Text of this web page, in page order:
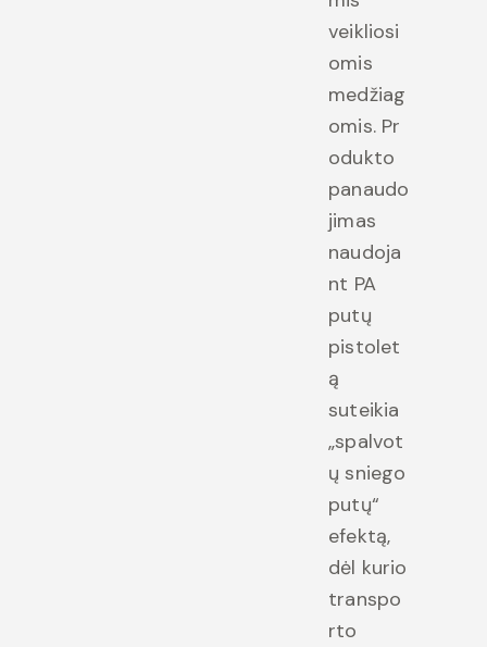
veikliosi
omis
medžiag
omis. Pr
odukto
panaudo
jimas
naudoja
nt PA
putų
pistolet
ą
suteikia
„spalvot
ų sniego
putų“
efektą,
dėl kurio
transpo
rto